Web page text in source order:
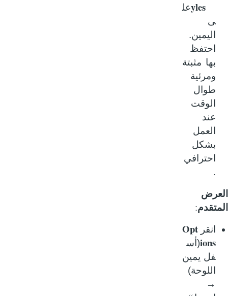
ylesعل
اليمين.
احتفظ
بها مثبتة
ومرئية
طوال
الوقت
عند
العمل
بشكل
احترافي
:
انقرOpt
ions(أس
فل يمين
اللوحة)